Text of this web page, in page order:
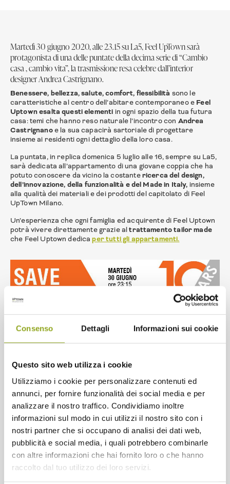
Consenso Dettagli Informazioni sui cookie
Questo sito web utilizza i cookie
Utilizziamo i cookie per personalizzare contenuti ed
annunci, per fornire funzionalità dei social media e per
analizzare il nostro traffico. Condividiamo inoltre
informazioni sul modo in cui utilizzi il nostro sito con i
nostri partner che si occupano di analisi dei dati web,
pubblicità e social media, i quali potrebbero combinarle
con altre informazioni che hai fornito loro o che hanno
raccolto dal tuo utilizzo dei loro servizi.
Martedì 30 giugno 2020, alle 23.15 su La5, Feel UpTown sarà
protagonista di una delle puntate della decima serie di “Cambio
casa , cambio vita”, la trasmissione resa celebre dall’interior
designer Andrea Castrignano.
Benessere, bellezza, salute, comfort, flessibilità sono le
caratteristiche al centro dell’abitare contemporaneo e Feel
Uptown esalta questi elementi in ogni spazio della tua futura
casa: temi che hanno reso naturale l’incontro con Andrea
Castrignanoe la sua capacirà sartoriale di progettare
insieme ai residenti ogni dettaglio della loro casa.
La puntata, in replica domenica 5 luglio alle 16, sempre su La5,
sarà dedicata all’appartamento di una giovane coppia che ha
potuto conoscere da vicino la costantericerca del design,
dell’innovazione, della funzionalità e del Made in Italy, insieme
alla qualità dei materiali e dei prodotti del capitolato di Feel
UpTown Milano.
Un’esperienza che ogni famiglia ed acquirente di Feel Uptown
potrà vivere direttamente grazie altrattamento tailor made
che Feel Uptown dedicaper tutti gli appartamenti.